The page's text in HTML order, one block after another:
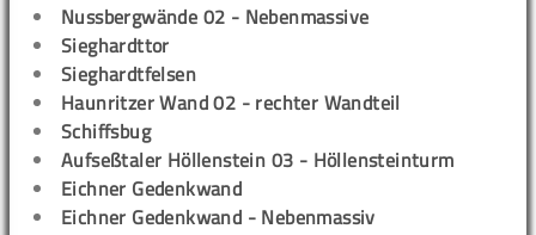
Nussbergwände 02 - Nebenmassive
Sieghardttor
Sieghardtfelsen
Haunritzer Wand 02 - rechter Wandteil
Schiffsbug
Aufseßtaler Höllenstein 03 - Höllensteinturm
Eichner Gedenkwand
Eichner Gedenkwand - Nebenmassiv